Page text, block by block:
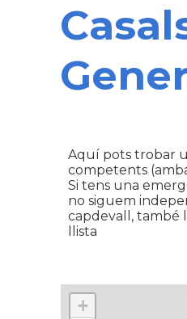
Aquí pots trobar
competents
Si tens una
no siguem
capdevall, també
llista
+